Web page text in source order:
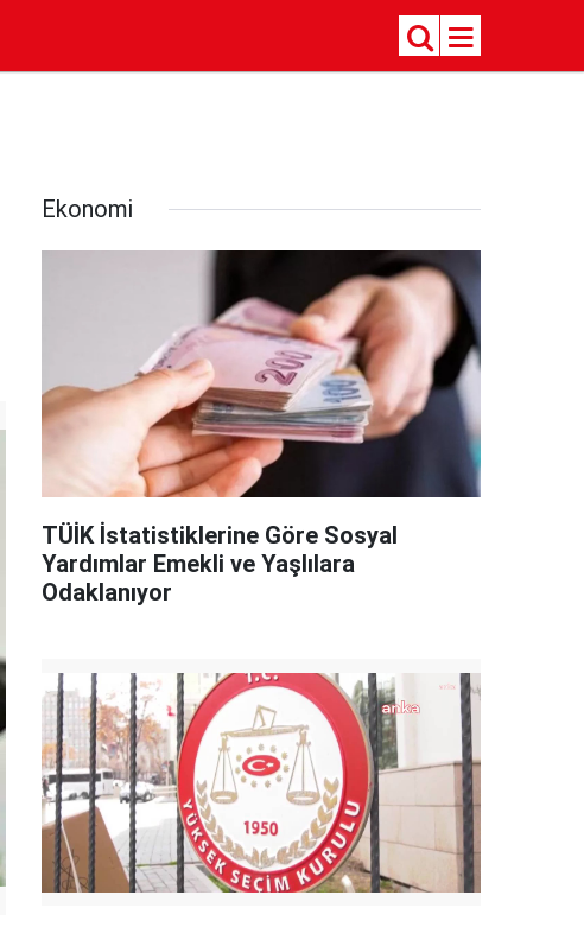
Ekonomi
TÜİK İstatistiklerine Göre Sosyal
Yardımlar Emekli ve Yaşlılara
Odaklanıyor